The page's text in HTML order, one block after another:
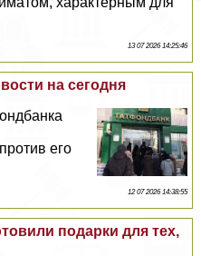
13 07 2026 14:25:46
на сегодня
его
12 07 2026 14:38:55
подарки для тех,